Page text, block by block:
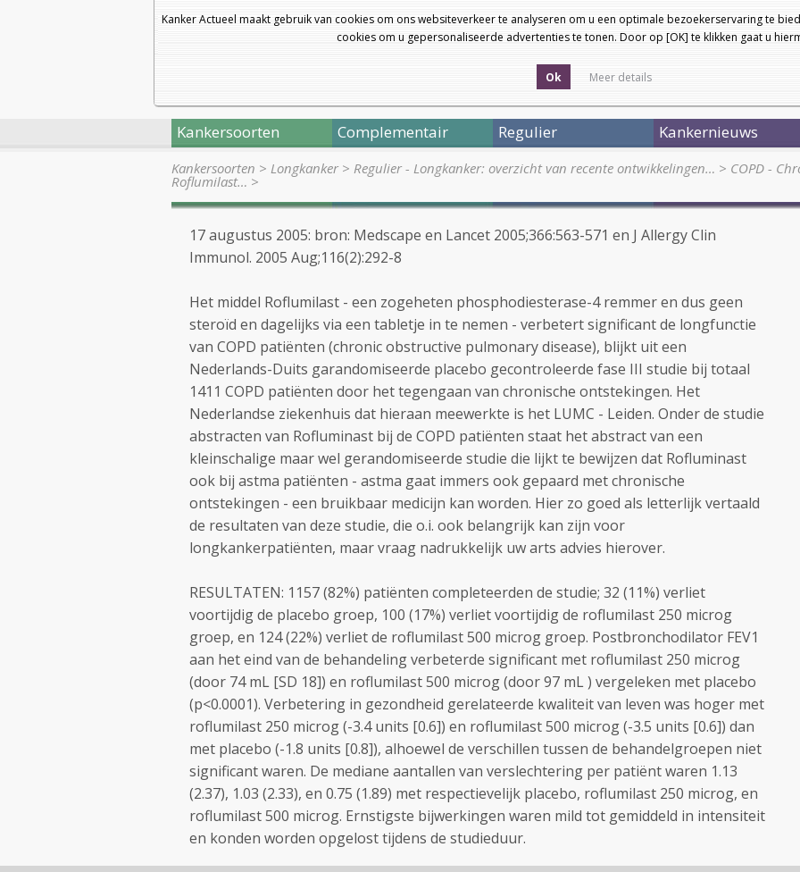
Kanker Actueel maakt gebruik van cookies om ons websiteverkeer te analyseren om u een optimale bezoekerservaring te
cookies om u gepersonaliseerde advertenties te tonen. Door op [OK] te klikken gaat u
Ok Meer details
Kankersoorten Complementair Regulier Kankernieuws
Kankersoorten > Longkanker> Regulier - Longkanker: overzicht van recente ontwikkelingen… > COPD -
Roflumilast… >
17 augustus 2005: bron: Medscape en Lancet 2005;366:563-571 en J Allergy Clin
Immunol. 2005 Aug;116(2):292-8
Het middel Roflumilast - een zogeheten phosphodiesterase-4 remmer en dus geen
steroïd en dagelijks via een tabletje in te nemen - verbetert significant de longfunctie
van COPD patiënten (chronic obstructive pulmonary disease), blijkt uit een
Nederlands-Duits garandomiseerde placebo gecontroleerde fase III studie bij totaal
1411 COPD patiënten door het tegengaan van chronische ontstekingen. Het
Nederlandse ziekenhuis dat hieraan meewerkte is het LUMC - Leiden. Onder de studie
abstracten van Rofluminast bij de COPD patiënten staat het abstract van een
kleinschalige maar wel gerandomiseerde studie die lijkt te bewijzen dat Rofluminast
ook bij astma patiënten - astma gaat immers ook gepaard met chronische
ontstekingen - een bruikbaar medicijn kan worden. Hier zo goed als letterlijk vertaald
de resultaten van deze studie, die o.i. ook belangrijk kan zijn voor
longkankerpatiënten, maar vraag nadrukkelijk uw arts advies hierover.
RESULTATEN: 1157 (82%) patiënten completeerden de studie; 32 (11%) verliet
voortijdig de placebo groep, 100 (17%) verliet voortijdig de roflumilast 250 microg
groep, en 124 (22%) verliet de roflumilast 500 microg groep. Postbronchodilator FEV1
aan het eind van de behandeling verbeterde significant met roflumilast 250 microg
(door 74 mL [SD 18]) en roflumilast 500 microg (door 97 mL ) vergeleken met placebo
(p<0.0001). Verbetering in gezondheid gerelateerde kwaliteit van leven was hoger met
roflumilast 250 microg (-3.4 units [0.6]) en roflumilast 500 microg (-3.5 units [0.6]) dan
met placebo (-1.8 units [0.8]), alhoewel de verschillen tussen de behandelgroepen niet
significant waren. De mediane aantallen van verslechtering per patiënt waren 1.13
(2.37), 1.03 (2.33), en 0.75 (1.89) met respectievelijk placebo, roflumilast 250 microg, en
roflumilast 500 microg. Ernstigste bijwerkingen waren mild tot gemiddeld in intensiteit
en konden worden opgelost tijdens de studieduur.